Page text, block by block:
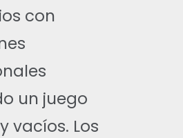
con
un juego
vacíos. Los